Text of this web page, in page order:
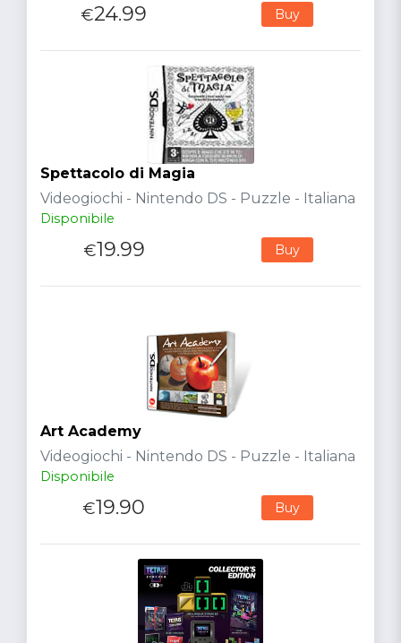
€24.99 Buy
Spettacolo di Magia
Videogiochi - Nintendo DS - Puzzle - Italiana
Disponibile
€19.99 Buy
Art Academy
Videogiochi - Nintendo DS - Puzzle - Italiana
Disponibile
€19.90 Buy